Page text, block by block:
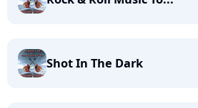
Shot In The Dark